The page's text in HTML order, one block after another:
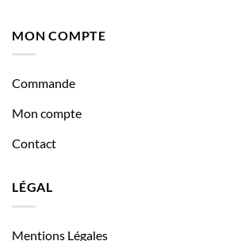
MON COMPTE
Commande
Mon compte
Contact
LÉGAL
Mentions Légales